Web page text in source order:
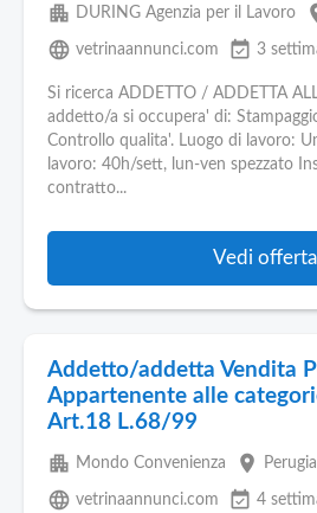
apartment DURING Agenzia per il Lavoro
language vetrinaannunci.com event_available 3
Si ricerca ADDETTO / ADDETTA
addetto/a si occupera' di:
Controllo qualita'. Luogo di lavoro:
lavoro: 40h/sett, lun-ven spezzato
contratto...
Vedi offerta
Addetto/addetta Vendita
Appartenente alle
Art.18 L.68/99
apartment Mondo Convenienza place Perugia
language vetrinaannunci.com event_available 4